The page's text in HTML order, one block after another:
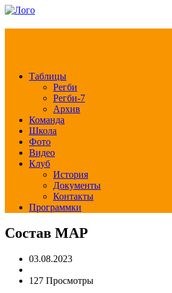
Таблицы
Регби
Регби-7
Архив
Команда
Школа
Фото
Видео
Клуб
История
Документы
Контакты
Программки
Состав МАР
03.08.2023
127 Просмотры